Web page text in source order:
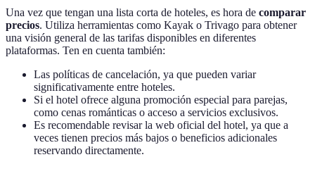
Una vez que tengan una lista corta de hoteles, es hora de comparar
precios. Utiliza herramientas como Kayak o Trivago para obtener
una visión general de las tarifas disponibles en diferentes
plataformas. Ten en cuenta también:
Las políticas de cancelación, ya que pueden variar
significativamente entre hoteles.
Si el hotel ofrece alguna promoción especial para parejas,
como cenas románticas o acceso a servicios exclusivos.
Es recomendable revisar la web oficial del hotel, ya que a
veces tienen precios más bajos o beneficios adicionales
reservando directamente.